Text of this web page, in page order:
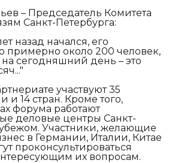
– Председатель Комитета
Санкт-Петербурга:
назад начался, его
примерно около 200 человек,
на сегодняшний день – это
участвуют 35
и 14 стран. Кроме того,
форума работают
деловые центры Санкт-
Участники, желающие
в Германии, Италии, Китае
проконсультироваться
их вопросам.